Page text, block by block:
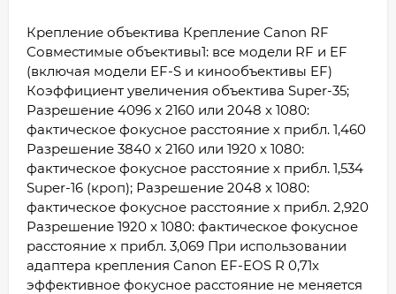
Крепление объектива Крепление Canon RF
Совместимые объективы1: все модели RF и EF
(включая модели EF-S и кинообъективы EF)
Коэффициент увеличения объектива Super-35;
Разрешение 4096 x 2160 или 2048 x 1080:
фактическое фокусное расстояние x прибл. 1,460
Разрешение 3840 x 2160 или 1920 x 1080:
фактическое фокусное расстояние x прибл. 1,534
Super-16 (кроп); Разрешение 2048 x 1080:
фактическое фокусное расстояние x прибл. 2,920
Разрешение 1920 x 1080: фактическое фокусное
расстояние x прибл. 3,069 При использовании
адаптера крепления Canon EF-EOS R 0,71x
эффективное фокусное расстояние не меняется